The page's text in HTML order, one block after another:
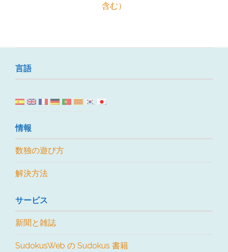
含む）
言語
情報
数独の遊び方
解決方法
サービス
新聞と雑誌
SudokusWeb の Sudokus 書籍